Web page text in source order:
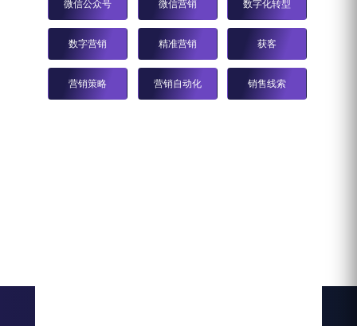
微信公众号 微信营销 数字化转型
数字营销 精准营销 获客
营销策略 营销自动化 销售线索